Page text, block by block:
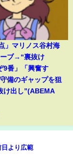
」マリノス谷村海
ブ→“裏抜け
9番」「興奮す
備のギャップを狙
け出し”(ABEMA
日より広範